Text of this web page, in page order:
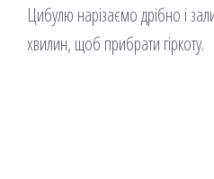
Цибулю нарізаємо дрібно і
хвилин, щоб прибрати гіркоту.